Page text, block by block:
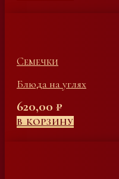
Семечки
Блюда на углях
620,00 ₽
В КОРЗИНУ